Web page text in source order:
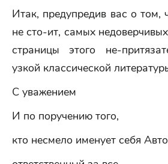
Итак, предупредив вас о том,
не сто-ит, самых
страницы этого не-
узкой классической
С уважением
И по поручению того,
кто несмело именует себя